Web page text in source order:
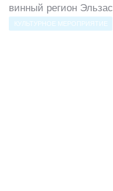
винный регион Эльзас
КУЛЬТУРНОЕ МЕРОПРИЯТИЕ